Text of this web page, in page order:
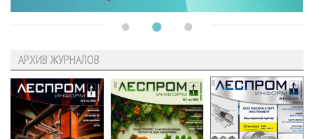
АРХИВ ЖУРНАЛОВ